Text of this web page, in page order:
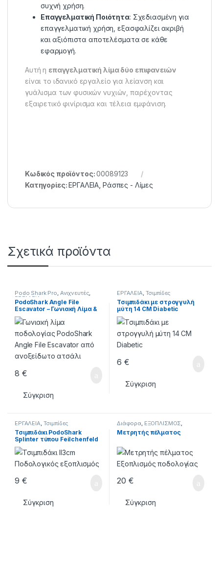
συχνή χρήση.
Επαγγελματική Ποιότητα: Σχεδιασμένη για
επαγγελματική χρήση, εξασφαλίζει ακριβή
και αξιόπιστα αποτελέσματα σε κάθε
εφαρμογή.
Αυτή η επαγγελματική λίμα δύο επιφανειών
είναι το ιδανικό εργαλείο για λείανση και
γυάλισμα των φυσικών νυχιών, παρέχοντας
εξαιρετικό φινίρισμα και τέλεια εμφάνιση.
Κωδικός προϊόντος:00089123
Κατηγορίες:ΕΡΓΑΛΕΙΑ Ράσπες - Λίμες
Σχετικά προϊόντα
Podo Shark Pro, Ανιχνευτές,
ΕΡΓΑΛΕΙΑ
PodoShark Angle File
Escavator – Γωνιακή Λίμα &
Εκσκαφέας Ποδολογίας
14,2cm
8 €
Σύγκριση
ΕΡΓΑΛΕΙΑ, Τσιμπίδες
Τσιμπιδάκι με στρογγυλή
μύτη 14 CM Diabetic
6 €
Σύγκριση
ΕΡΓΑΛΕΙΑ, Τσιμπίδες
Τσιμπιδάκι PodoShark
Splinter τύπου Feilchenfeld
11.3 CM
9 €
Σύγκριση
Διάφορα, ΕΞΟΠΛΙΣΜΟΣ,
ΕΡΓΑΛΕΙΑ
Μετρητής πέλματος
20 €
Σύγκριση